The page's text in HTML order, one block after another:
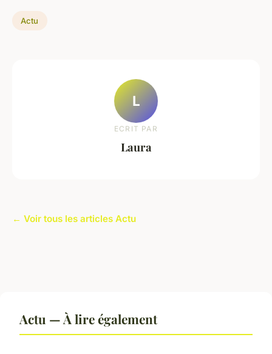
Actu
L
ECRIT PAR
Laura
← Voir tous les articles Actu
Actu — À lire également